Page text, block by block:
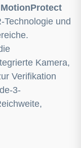
MotionProtect
und
Kamera,
Verifikation
3-